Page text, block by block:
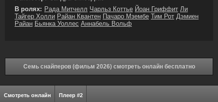
В ролях: Рада Митчелл Чарльз Коттье Йоан Гриффит Ли
Тайгер Холли Райан Квантен Пачаро Мзембе Тим Рот Дэмиен
Райан Бьянка Уоллес Аннабель Вольф
Семь снайперов (фильм 2026) смотреть онлайн бесплатно
Смотреть онлайн Плеер #2